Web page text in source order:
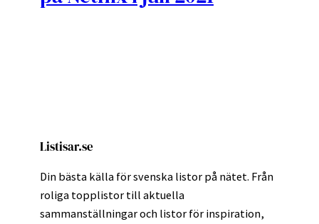
Listisar.se
Din bästa källa för svenska listor på nätet. Från
roliga topplistor till aktuella
sammanställningar och listor för inspiration,